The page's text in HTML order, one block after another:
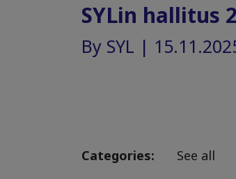
SYLin hallitus
By SYL |
Categories: See all